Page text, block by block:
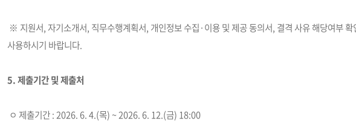
※ 지원서, 자기소개서, 직무수행계획서, 개인정보 수집·이용 및 제공 동의서, 결격 사유 해당여
사용하시기 바랍니다.
5. 제출기간 및 제출처
ㅇ 제출기간 : 2026. 6. 4.(목) ~ 2026. 6. 12.(금) 18:00